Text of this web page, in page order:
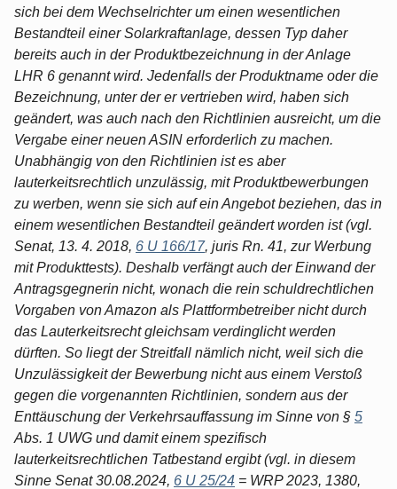
sich bei dem Wechselrichter um einen wesentlichen
Bestandteil einer Solarkraftanlage, dessen Typ daher
bereits auch in der Produktbezeichnung in der Anlage
LHR 6 genannt wird. Jedenfalls der Produktname oder die
Bezeichnung, unter der er vertrieben wird, haben sich
geändert, was auch nach den Richtlinien ausreicht, um die
Vergabe einer neuen ASIN erforderlich zu machen.
Unabhängig von den Richtlinien ist es aber
lauterkeitsrechtlich unzulässig, mit Produktbewerbungen
zu werben, wenn sie sich auf ein Angebot beziehen, das in
einem wesentlichen Bestandteil geändert worden ist (vgl.
Senat, 13. 4. 2018, 6 U 166/17, juris Rn. 41, zur Werbung
mit Produkttests). Deshalb verfängt auch der Einwand der
Antragsgegnerin nicht, wonach die rein schuldrechtlichen
Vorgaben von Amazon als Plattformbetreiber nicht durch
das Lauterkeitsrecht gleichsam verdinglicht werden
dürften. So liegt der Streitfall nämlich nicht, weil sich die
Unzulässigkeit der Bewerbung nicht aus einem Verstoß
gegen die vorgenannten Richtlinien, sondern aus der
Enttäuschung der Verkehrsauffassung im Sinne von § 5
Abs. 1 UWG und damit einem spezifisch
lauterkeitsrechtlichen Tatbestand ergibt (vgl. in diesem
Sinne Senat 30.08.2024, 6 U 25/24 = WRP 2023, 1380,